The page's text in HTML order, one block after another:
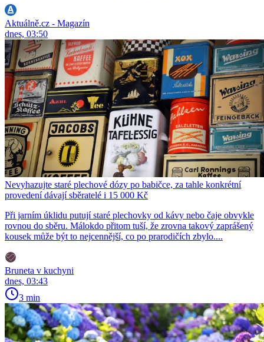
Aktuálně.cz - Magazín
dnes, 03:50
Nevyhazujte staré plechové dózy po babičce, za tahle konkrétní
provedení dávají sběratelé i 15 000 Kč
Při jarním úklidu putují staré plechovky od kávy nebo čaje obvykle
rovnou do sběru. Málokdo přitom tuší, že zrovna takový zaprášený
kousek může být to nejcennější, co po prarodičích zbylo....
Bruneta v kuchyni
dnes, 03:43
3 min